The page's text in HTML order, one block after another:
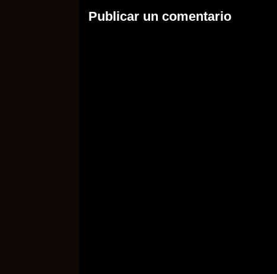
Publicar un comentario